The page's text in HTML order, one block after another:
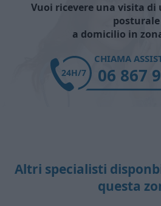
Vuoi ricevere una visita di
posturale
a domicilio in
CHIAMA
06 867
24H/7
Altri specialisti
questa